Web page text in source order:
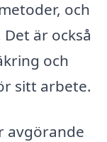
och
är också
och
sitt arbete.
avgörande